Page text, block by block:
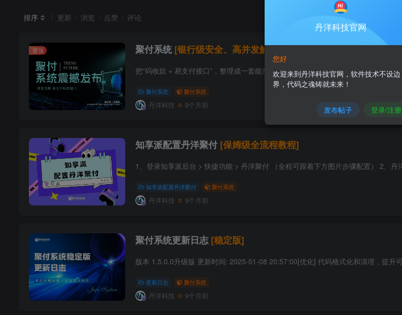
排序 更新 浏览 点赞 评论
置顶 聚付系统[银行级安全、高并发解决方案]
聚付系统 聚付系统
丹洋科技 9个月前
知享派配置丹洋聚付 [保姆级全流程教程]
知享派配置丹洋聚付 聚付系统
丹洋科技 9个月前
聚付系统更新日志 [稳定版]
更新日志 聚付系统
丹洋科技 9个月前
丹洋科技官网
您好
欢迎来到丹洋科技官网，软件技术不设边
界，代码之魂铸就未来！
发布帖子 登录/注册